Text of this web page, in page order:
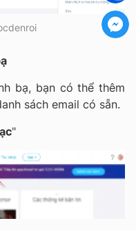
bạ, bạn có thể thêm
sách email có sẵn.
"